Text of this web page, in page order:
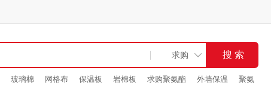
玻璃棉 网格布 保温板 岩棉板 求购聚氨酯 外墙保温
聚氨